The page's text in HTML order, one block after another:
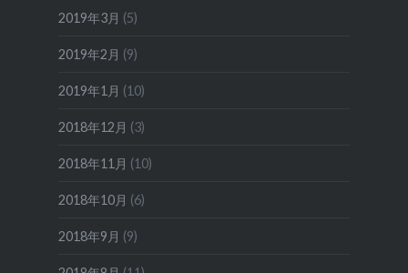
2019年3月 (5)
2019年2月 (9)
2019年1月 (10)
2018年12月 (3)
2018年11月 (10)
2018年10月 (6)
2018年9月 (9)